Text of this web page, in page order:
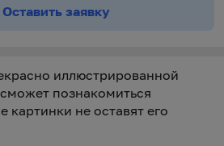
Оставить заявку
иллюстрированной
познакомиться
картинки не оставят его